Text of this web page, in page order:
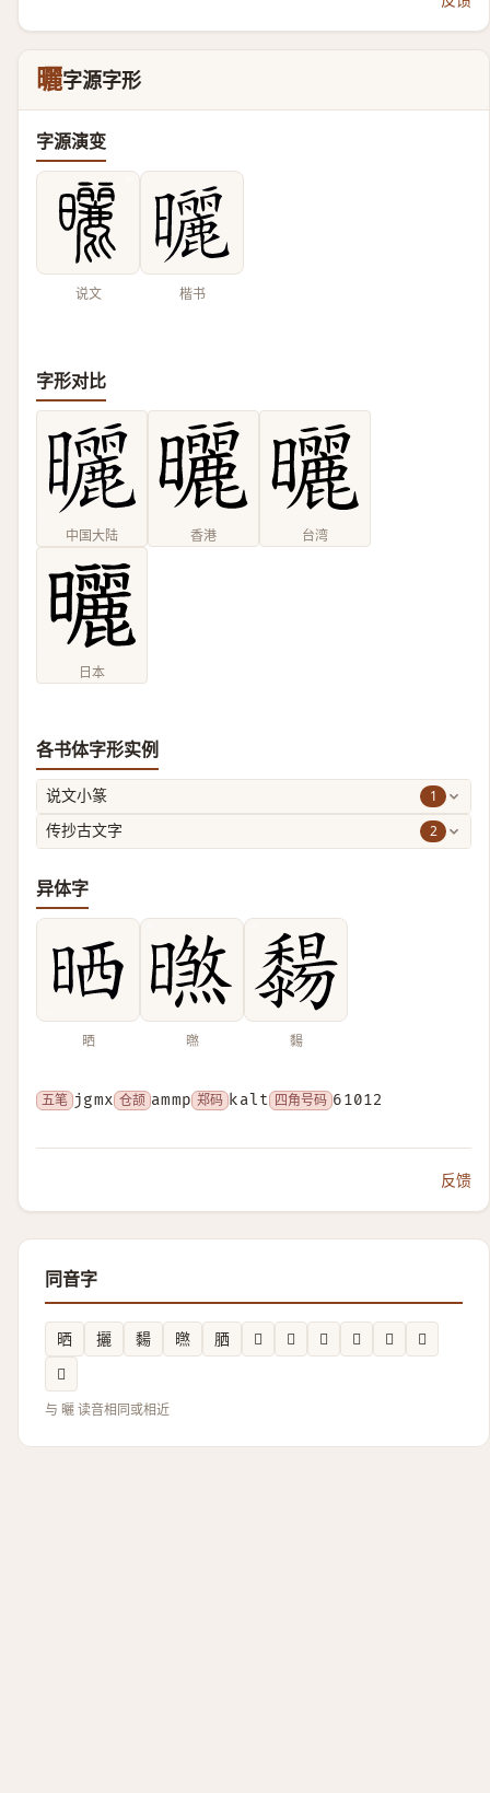
曬字源字形
字源演变
说文 楷书
字形对比
中国大陆 香港 台湾
日本
各书体字形实例
说文小篆 1
传抄古文字 2
异体字
晒 㬠 䵘
五笔 jgmx 仓颉 ammp 郑码 kalt 四角号码 61012
反馈
同音字
晒 攦 䵘 㬠 𦚵 𨢦 𧜁 𠱡 𫊷 𩂃
𳌔
𬓸
与 曬 读音相同或相近